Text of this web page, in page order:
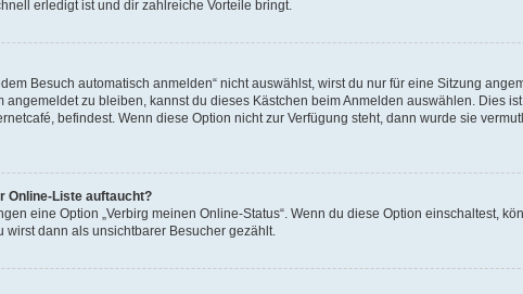
erledigt ist und dir zahlreiche Vorteile bringt.
Besuch automatisch anmelden“ nicht auswählst, wirst du nur für eine Sitzung
zu bleiben, kannst du dieses Kästchen beim Anmelden auswählen. Dies
befindest. Wenn diese Option nicht zur Verfügung steht, dann wurde sie
Online-Liste auftaucht?
eine Option „Verbirg meinen Online-Status“. Wenn du diese Option einschaltest,
dann als unsichtbarer Besucher gezählt.